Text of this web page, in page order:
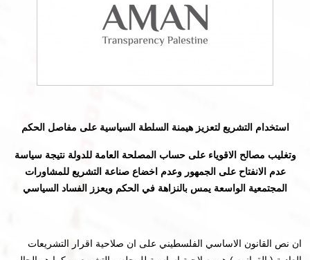
استخدام التشريع لتعزيز هيمنة السلطة السياسية على مفاصل الحكم
وتغليب مصالح الاقوياء على حساب المصلحة العامة للدولة نتيجة سياسة
عدم الانفتاح على الجمهور وعدم اخضاع صناعة التشريع للمشاورات
المجتمعية الواسعة يمس بالنزاهة في الحكم ويعزز الفساد السياسي
ان نص القانون الاساسي الفلسطيني على ان صلاحية اقرار التشريعات